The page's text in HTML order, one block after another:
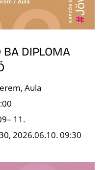
BA DIPLOMA
Aula
11.
2026.06.10. 09:30